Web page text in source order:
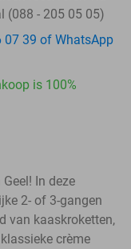
(088 - 205 05 05)
07 39 of WhatsApp
is 100%
In deze
2- of 3-gangen
van kaaskroketten,
crème